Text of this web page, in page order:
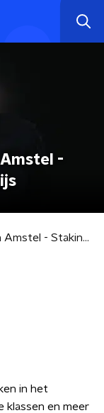
-
Druktemaker Kees van Amstel - Staking in basisonderwijs
in het
klassen en meer